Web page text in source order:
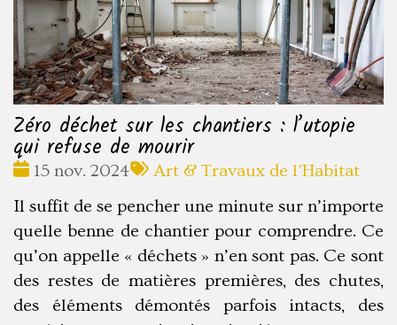
Zéro déchet sur les chantiers : l’utopie
qui refuse de mourir
Date
15 nov. 2024
Tags
:
Art & Travaux de l'Habitat
Il suffit de se pencher une minute sur n’importe
quelle benne de chantier pour comprendre. Ce
qu’on appelle « déchets » n’en sont pas. Ce sont
des restes de matières premières, des chutes,
des éléments démontés parfois intacts, des